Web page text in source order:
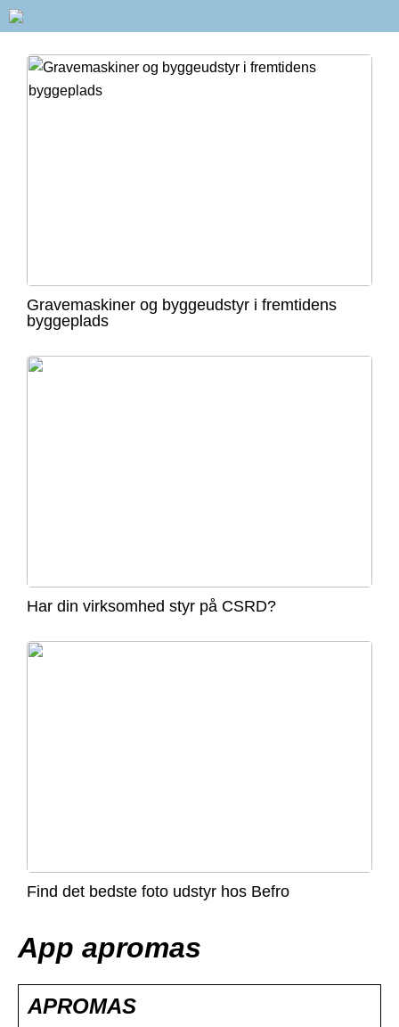
Gravemaskiner og byggeudstyr i fremtidens
byggeplads
Har din virksomhed styr på CSRD?
Find det bedste foto udstyr hos Befro
App apromas
APROMAS